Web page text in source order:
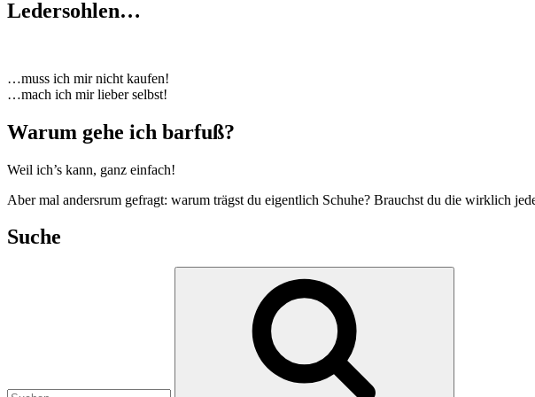
Ledersohlen…
…muss ich mir nicht kaufen!
…mach ich mir lieber selbst!
Warum gehe ich barfuß?
Weil ich’s kann, ganz einfach!
Aber mal andersrum gefragt: warum trägst du eigentlich Schuhe? Brauchst du die wirklich
Suche